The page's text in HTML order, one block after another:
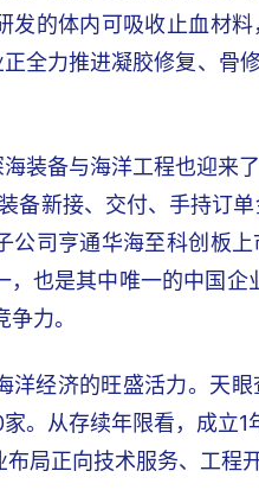
发的体内可吸收止血材
全力推进凝胶修复、骨
装备与海洋工程也迎来
备新接、交付、手持订
公司亨通华海至科创板
，也是其中唯一的中国
力。
洋经济的旺盛活力。天
。从存续年限看，成立1
局正向技术服务、工程